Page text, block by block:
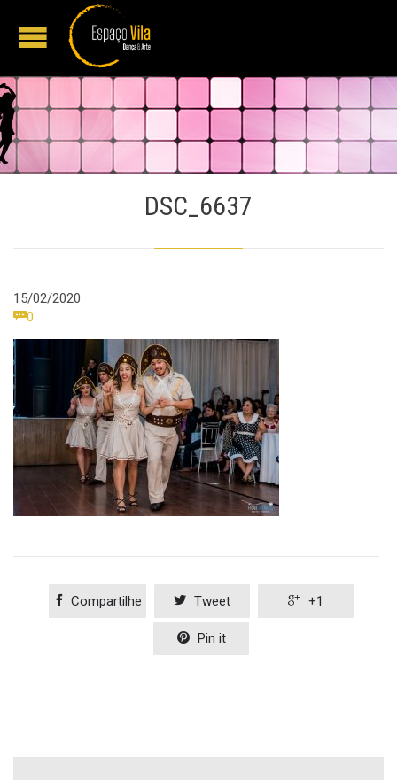
DSC_6637
15/02/2020
0
 Compartilhe  Tweet  +1
 Pin it